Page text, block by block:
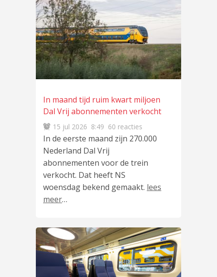
In maand tijd ruim kwart miljoen
Dal Vrij abonnementen verkocht
15 jul 2026 8:49 60 reacties
In de eerste maand zijn 270.000
Nederland Dal Vrij
abonnementen voor de trein
verkocht. Dat heeft NS
woensdag bekend gemaakt. lees
meer…